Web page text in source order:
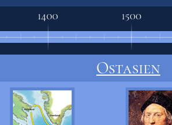
1400 1500
Ostasien